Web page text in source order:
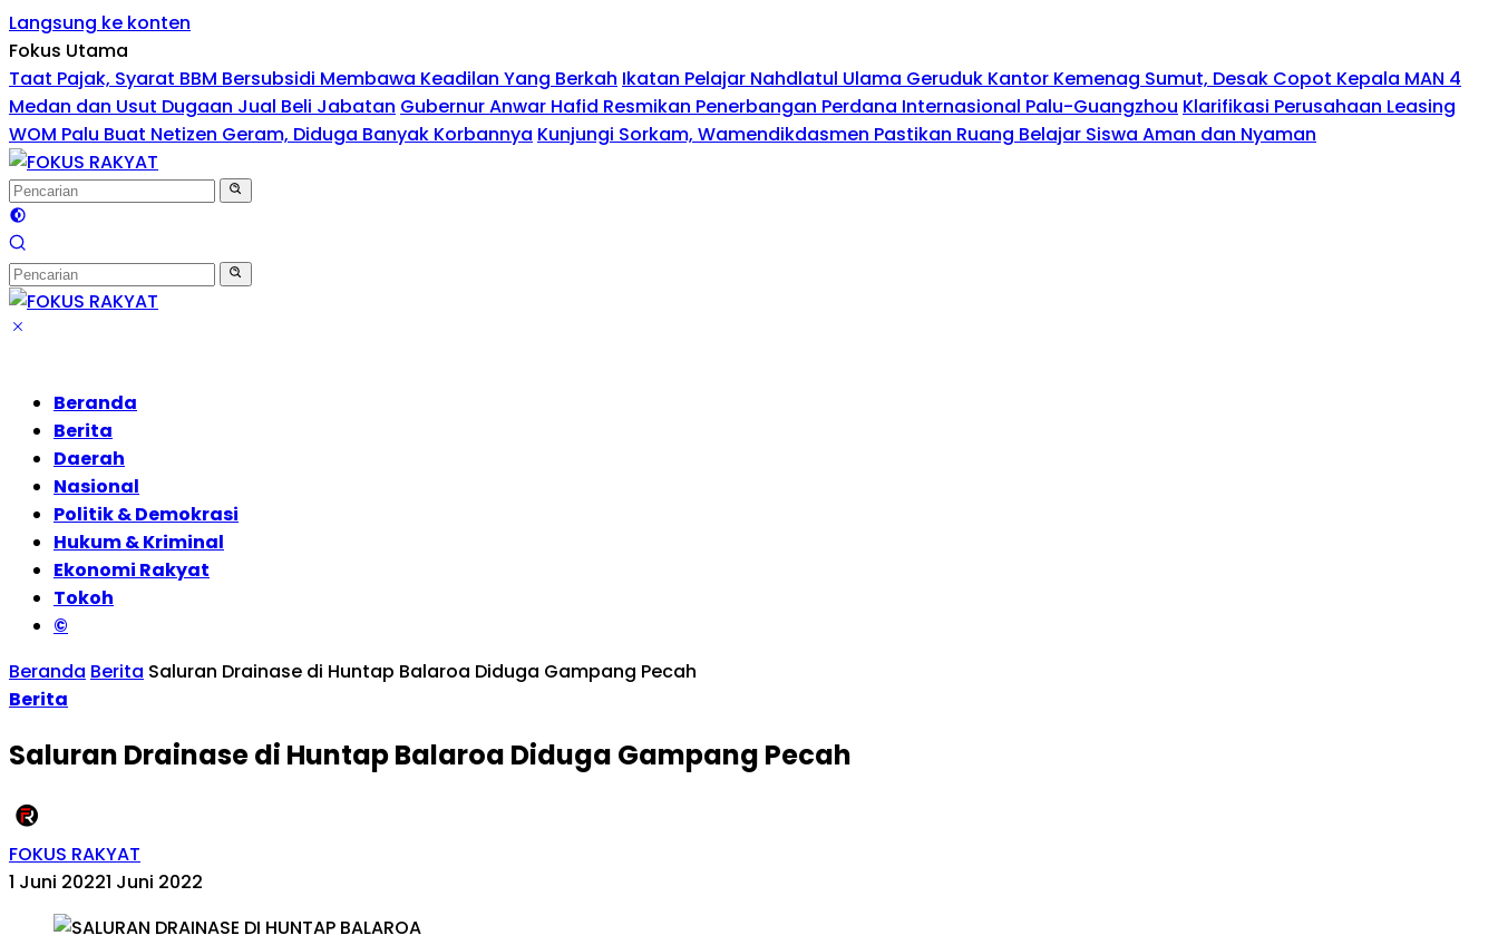
Langsung ke konten
Fokus Utama
Taat Pajak, Syarat BBM Bersubsidi Membawa Keadilan Yang Berkah Ikatan Pelajar Nahdlatul Ulama Geruduk Kantor Kemenag Sumut, Desak Copot Kepala MAN 4
Medan dan Usut Dugaan Jual Beli Jabatan Gubernur Anwar Hafid Resmikan Penerbangan Perdana Internasional Palu-Guangzhou Klarifikasi Perusahaan Leasing
WOM Palu Buat Netizen Geram, Diduga Banyak Korbannya Kunjungi Sorkam, Wamendikdasmen Pastikan Ruang Belajar Siswa Aman dan Nyaman
Beranda
Berita
Daerah
Nasional
Politik & Demokrasi
Hukum & Kriminal
Ekonomi Rakyat
Tokoh
©
Beranda Berita Saluran Drainase di Huntap Balaroa Diduga Gampang Pecah
Berita
Saluran Drainase di Huntap Balaroa Diduga Gampang Pecah
FOKUS RAKYAT
1 Juni 20221 Juni 2022